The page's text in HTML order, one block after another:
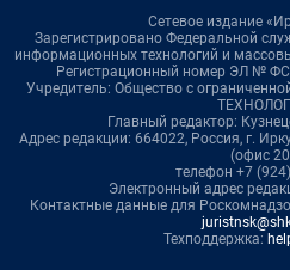
Сетевое издание
Зарегистрировано Федеральной
информационных технологий и
Регистрационный номер ЭЛ № ФС
Учредитель: Общество с
Главный редактор:
Адрес редакции: 664022, Россия, г.
(офис
телефон +7
Электронный адрес
Контактные данные для
Техподдержка: